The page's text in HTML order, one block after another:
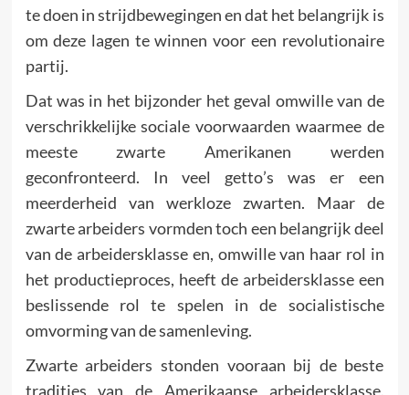
te doen in strijdbewegingen en dat het belangrijk is
om deze lagen te winnen voor een revolutionaire
partij.
Dat was in het bijzonder het geval omwille van de
verschrikkelijke sociale voorwaarden waarmee de
meeste zwarte Amerikanen werden
geconfronteerd. In veel getto’s was er een
meerderheid van werkloze zwarten. Maar de
zwarte arbeiders vormden toch een belangrijk deel
van de arbeidersklasse en, omwille van haar rol in
het productieproces, heeft de arbeidersklasse een
beslissende rol te spelen in de socialistische
omvorming van de samenleving.
Zwarte arbeiders stonden vooraan bij de beste
tradities van de Amerikaanse arbeidersklasse.